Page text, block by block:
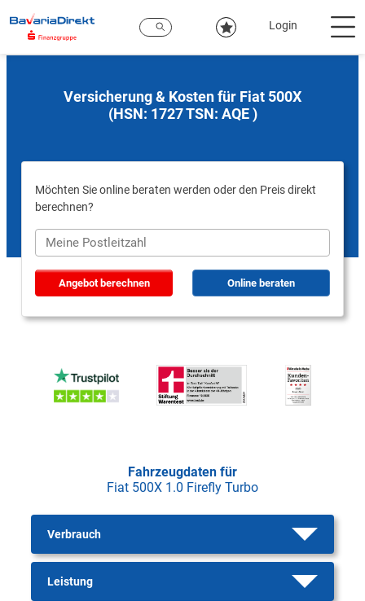
Hauptinhalt
Login
Versicherung & Kosten für Fiat 500X
(HSN: 1727 TSN: AQE )
Möchten Sie online beraten werden oder den Preis direkt
berechnen?
Angebot berechnen Online beraten
Fahrzeugdaten für
Fiat 500X 1.0 Firefly Turbo
Verbrauch
Leistung